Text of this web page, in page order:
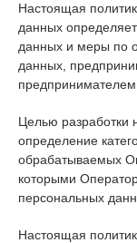
Настоящая
данных
данных и меры по
данных,
Целью разработки
определение
обрабатываемых
которыми
персональных
Настоящая